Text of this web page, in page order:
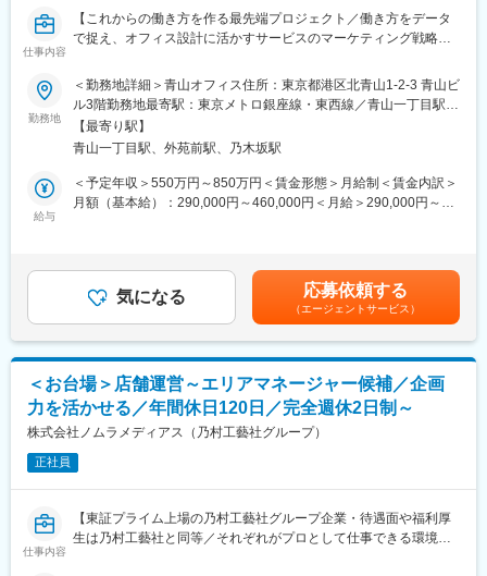
・他別メンバーのサポート業務[経験することで業務を覚える]
・社内コンテンツ発信のサポート
・販売に関わる情報発信全般
■働き方
年間休日128日・土日祝休みとなっております。残業は業務を計
画的に行う風土が浸透しており、全社平均で10～20時間程です。
出張もございます。
＼部門の魅力／
・自分の考えをカタチにすることができる
・世の中の課題解決に関わることができる
■求める人物像
・主体性：プロジェクトの推進において、当事者意識を持って自
ら考え、主体的に行動できる方。
・実行力：アイデアや提案にとどまらず、まず行動に移し、トラ
イアンドエラーを繰り返しながら成果創出に向けて取り組める
方。
・柔軟性：論理的な判断軸を持ちながらも、状況に応じて最適な
変更の範囲：会社の定める業務
仕事内容
【これからの働き方を作る最先端プロジェクト／働き方をデータ
で捉え、オフィス設計に活かすサービスのマーケティング戦略を
レックスタイム制可／家族手当・退職金制度有】
■業務内容：
オフィス空間で生成される様々なデータを活用した新サービス事
業の展開を進めており、その新規事業を更に加速させるため、マ
ーケティング戦略の立案・実行をお任せ致します。
・マーケティング＆セールスまでの一貫したパイプライン管理
（KPI設計、プロセス管理、営業推進フロー設計）
業を進めております。「働き方」と「働く環境」をデータで捉
え、その関係性をモニタリングし、より良いオフィスレイアウト
を提案、オフィスの継続的なアップデートを伴走型でサポート
し、常に状況に適したアジャイルなオフィスの構築と運用が可能
となるサービスです。
※参考：
https://www.itoki.jp/company/news/2024/2402_datatrekking/
■働き方：
残業時間は20時間程度、土日祝休みと働きやすい環境を整えてお
勤務地
＜勤務地詳細＞青山オフィス住所：東京都港区北青山1-2-3 青山ビ
ル3階勤務地最寄駅：東京メトロ銀座線・東西線／青山一丁目駅受
動喫煙対策：屋内全面禁煙
【最寄り駅】
青山一丁目駅、外苑前駅、乃木坂駅
給与
＜予定年収＞550万円～850万円＜賃金形態＞月給制＜賃金内訳＞
月額（基本給）：290,000円～460,000円＜月給＞290,000円～
績年4ヶ月分賃金はあくまでも目安の金額であり、選考を通じて上
下する可能性があります。月給(月額)は固定手当を含めた表記で
す。
気になる 応募依頼する
（エージェントサービス）
＜お台場＞店舗運営～エリアマネージャー候補／企画
力を活かせる／年間休日120日／完全週休2日制～
株式会社ノムラメディアス（乃村工藝社グループ）
正社員
仕事内容
【東証プライム上場の乃村工藝社グループ企業・待遇面や福利厚
生は乃村工藝社と同等／それぞれがプロとして仕事できる環境／